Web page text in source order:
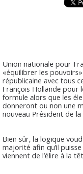
Union nationale pour
«équilibrer les
républicaine avec tous
François Hollande pour
formule alors que les
donneront ou non une
nouveau Président de
Bien sûr, la logique
majorité afin qu’il
viennent de l’élire à la